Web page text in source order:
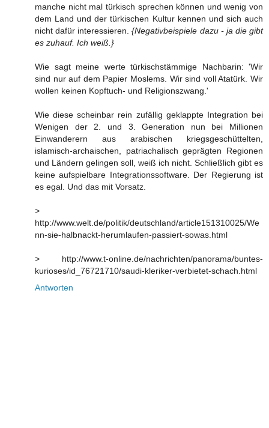
manche nicht mal türkisch sprechen können und wenig von
dem Land und der türkischen Kultur kennen und sich auch
nicht dafür interessieren.{Negativbeispiele dazu - ja die gibt
es zuhauf. Ich weiß.}
Wie sagt meine werte türkischstämmige Nachbarin: 'Wir
sind nur auf dem Papier Moslems. Wir sind voll Atatürk. Wir
wollen keinen Kopftuch- und Religionszwang.'
Wie diese scheinbar rein zufällig geklappte Integration bei
Wenigen der 2. und 3. Generation nun bei Millionen
Einwanderern aus arabischen kriegsgeschüttelten,
islamisch-archaischen, patriachalisch geprägten Regionen
und Ländern gelingen soll, weiß ich nicht. Schließlich gibt es
keine aufspielbare Integrationssoftware. Der Regierung ist
es egal. Und das mit Vorsatz.
>
http://www.welt.de/politik/deutschland/article151310025/We
nn-sie-halbnackt-herumlaufen-passiert-sowas.html
> http://www.t-online.de/nachrichten/panorama/buntes-
kurioses/id_76721710/saudi-kleriker-verbietet-schach.html
Antworten